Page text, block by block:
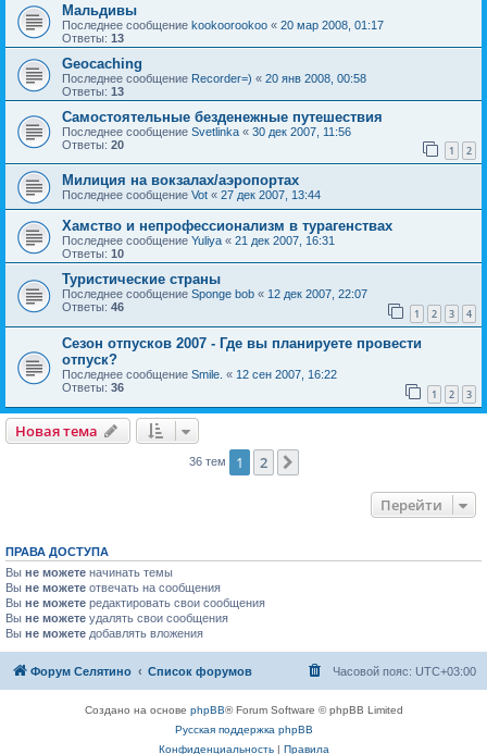
Мальдивы
Последнее сообщение kookoorookoo « 20 мар 2008, 01:17
Ответы: 13
Geocaching
Последнее сообщение Recorder=) « 20 янв 2008, 00:58
Ответы: 13
Самостоятельные безденежные путешествия
Последнее сообщение Svetlinka « 30 дек 2007, 11:56
Ответы: 20 1 2
Милиция на вокзалах/аэропортах
Последнее сообщение Vot « 27 дек 2007, 13:44
Хамство и непрофессионализм в турагенствах
Последнее сообщение Yuliya « 21 дек 2007, 16:31
Ответы: 10
Туристические страны
Последнее сообщение Sponge bob « 12 дек 2007, 22:07
Ответы: 46 1 2 3 4
Сезон отпусков 2007 - Где вы планируете провести
отпуск?
Последнее сообщение Smile. « 12 сен 2007, 16:22
Ответы: 36 1 2 3
Новая тема
36 тем 1 2
Перейти
ПРАВА ДОСТУПА
Вы не можете начинать темы
Вы не можете отвечать на сообщения
Вы не можете редактировать свои сообщения
Вы не можете удалять свои сообщения
Вы не можете добавлять вложения
Форум Селятино Список форумов Часовой пояс: UTC+03:00
Создано на основе phpBB® Forum Software © phpBB Limited
Русская поддержка phpBB
Конфиденциальность| Правила